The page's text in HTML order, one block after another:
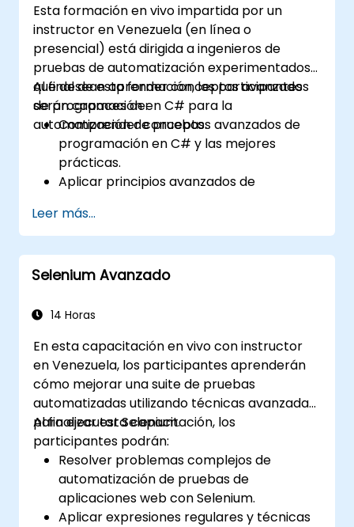
automatizadas.
Gestionar proyectos de prueba
subcontratados y mantener los
estándares de calidad.
Esta formación en vivo impartida por un
instructor en Venezuela (en línea o
presencial) está dirigida a ingenieros de
pruebas de automatización experimentados
que desean aprender conceptos avanzados
de programación en C# para la
automatización de pruebas.
Al final de esta formación, los participantes
serán capaces de:
Comprender conceptos avanzados de
programación en C# y las mejores
prácticas.
Aplicar principios avanzados de
crear soluciones de automatización
eficientes y flexibles.
Diseñar y desarrollar marcos de trabajo
de automatización modulares y
prácticas de la industria.
Leer más...
Selenium Avanzado
14 Horas
En esta capacitación en vivo con instructor
en Venezuela, los participantes aprenderán
cómo mejorar una suite de pruebas
automatizadas utilizando técnicas avanzadas
para ejecutar Selenium.
Al finalizar esta capacitación, los
participantes podrán:
Resolver problemas complejos de
automatización de pruebas de
aplicaciones web con Selenium.
Aplicar expresiones regulares y técnicas